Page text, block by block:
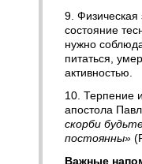
9.
состояние
нужно
питаться,
активностью.
10. Терпение
апостола
скорби
постоянны»
Важные